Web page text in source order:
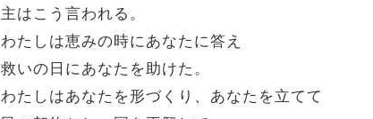
主はこう言われる。
わたしは恵みの時にあなたに答え
救いの日にあなたを助けた。
わたしはあなたを形づくり、あなたを立てて